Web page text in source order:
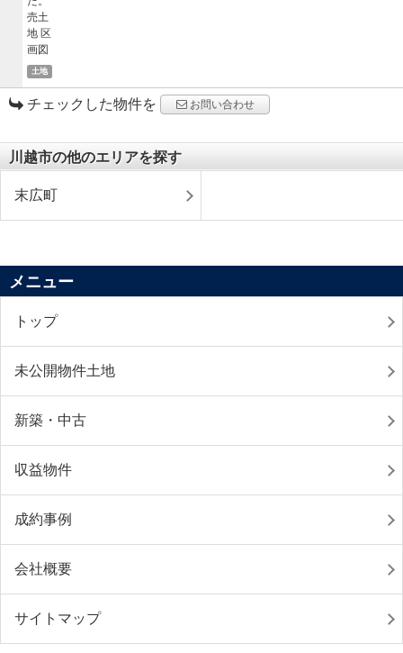
土地
チェックした物件を お問い合わせ
川越市の他のエリアを探す
末広町
メニュー
トップ
未公開物件土地
新築・中古
収益物件
成約事例
会社概要
サイトマップ